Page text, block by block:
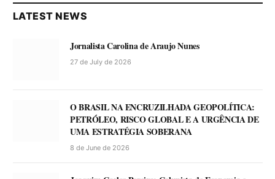
LATEST NEWS
Jornalista Carolina de Araujo Nunes
27 de July de 2026
O BRASIL NA ENCRUZILHADA GEOPOLÍTICA:
PETRÓLEO, RISCO GLOBAL E A URGÊNCIA DE
UMA ESTRATÉGIA SOBERANA
8 de June de 2026